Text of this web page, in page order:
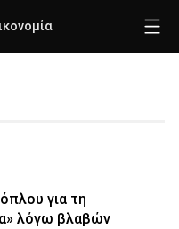
για τη
λόγω βλαβών